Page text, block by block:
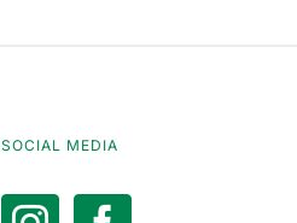
SOCIAL MEDIA